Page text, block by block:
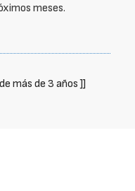
meses.
más de 3 años ]]